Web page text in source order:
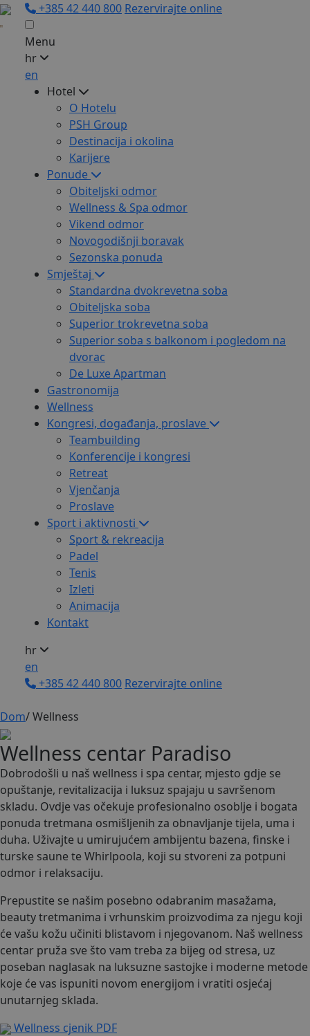
+385 42 440 800 Rezervirajte online
Menu
hr
en
Hotel
O Hotelu
PSH Group
Destinacija i okolina
Karijere
Ponude
Obiteljski odmor
Wellness & Spa odmor
Vikend odmor
Novogodišnji boravak
Sezonska ponuda
Smještaj
Standardna dvokrevetna soba
Obiteljska soba
Superior trokrevetna soba
Superior soba s balkonom i pogledom na
dvorac
De Luxe Apartman
Gastronomija
Wellness
Kongresi, događanja, proslave
Teambuilding
Konferencije i kongresi
Retreat
Vjenčanja
Proslave
Sport i aktivnosti
Sport & rekreacija
Padel
Tenis
Izleti
Animacija
Kontakt
hr
en
+385 42 440 800 Rezervirajte online
Dom/Wellness
Wellness centar Paradiso
Dobrodošli u naš wellness i spa centar, mjesto gdje se
opuštanje, revitalizacija i luksuz spajaju u savršenom
skladu. Ovdje vas očekuje profesionalno osoblje i bogata
ponuda tretmana osmišljenih za obnavljanje tijela, uma i
duha. Uživajte u umirujućem ambijentu bazena, finske i
turske saune te Whirlpoola, koji su stvoreni za potpuni
odmor i relaksaciju.
Prepustite se našim posebno odabranim masažama,
beauty tretmanima i vrhunskim proizvodima za njegu koji
će vašu kožu učiniti blistavom i njegovanom. Naš wellness
centar pruža sve što vam treba za bijeg od stresa, uz
poseban naglasak na luksuzne sastojke i moderne metode
koje će vas ispuniti novom energijom i vratiti osjećaj
unutarnjeg sklada.
Wellness cjenik PDF